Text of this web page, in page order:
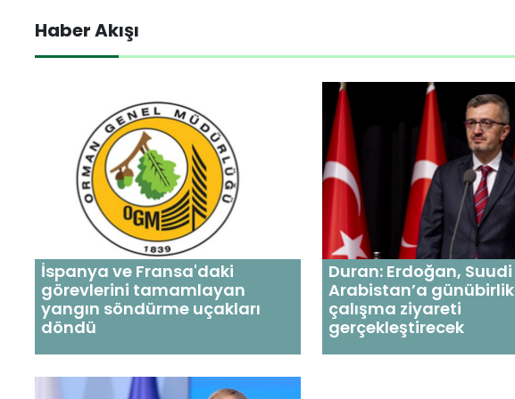
Haber Akışı
İspanya ve Fransa'daki
görevlerini tamamlayan
yangın söndürme uçakları
döndü
Duran: Erdoğan, Suudi
Arabistan’a günübirlik
çalışma ziyareti
gerçekleştirecek